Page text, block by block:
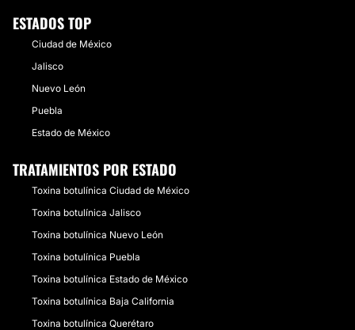
ESTADOS TOP
Ciudad de México
Jalisco
Nuevo León
Puebla
Estado de México
TRATAMIENTOS POR ESTADO
Toxina botulínica Ciudad de México
Toxina botulínica Jalisco
Toxina botulínica Nuevo León
Toxina botulínica Puebla
Toxina botulínica Estado de México
Toxina botulínica Baja California
Toxina botulínica Querétaro